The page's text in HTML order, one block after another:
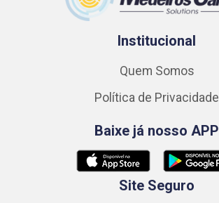
Institucional
Quem Somos
Política de Privacidade
Baixe já nosso APP
Site Seguro